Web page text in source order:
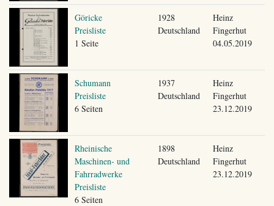
Göricke
Preisliste
1 Seite
1928
Deutschland
Heinz
Fingerhut
04.05.2019
Schumann
Preisliste
6 Seiten
1937
Deutschland
Heinz
Fingerhut
23.12.2019
Rheinische
Maschinen- und
Fahrradwerke
Preisliste
6 Seiten
1898
Deutschland
Heinz
Fingerhut
23.12.2019